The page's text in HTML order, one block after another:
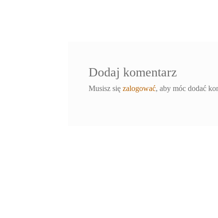
Dodaj komentarz
Musisz się zalogować, aby móc dodać